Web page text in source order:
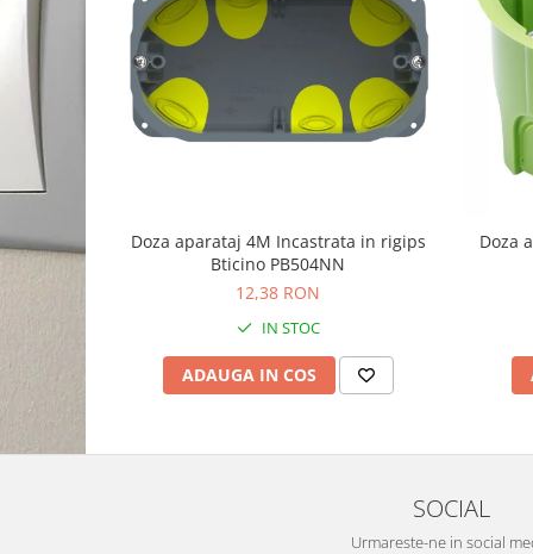
Doza aparataj 4M Incastrata in rigips
Bticino PB504NN
12,38 RON
IN STOC
ADAUGA IN COS
Doza
SOCIAL
Urmareste-ne in social